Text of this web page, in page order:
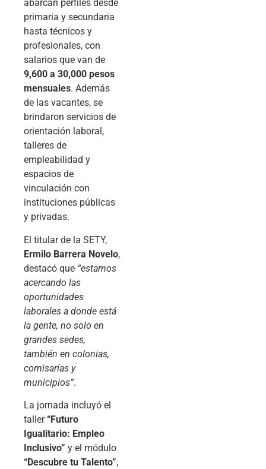
abarcan perfiles desde
primaria y secundaria
hasta técnicos y
profesionales, con
salarios que van de
9,600 a 30,000 pesos
mensuales. Además
de las vacantes, se
brindaron servicios de
orientación laboral,
talleres de
empleabilidad y
espacios de
vinculación con
instituciones públicas
y privadas.
El titular de la SETY,
Ermilo Barrera Novelo,
destacó que “estamos
acercando las
oportunidades
laborales a donde está
la gente, no solo en
grandes sedes,
también en colonias,
comisarías y
municipios”.
La jornada incluyó el
taller“Futuro
Igualitario: Empleo
Inclusivo” y el módulo
“Descubre tu Talento”,